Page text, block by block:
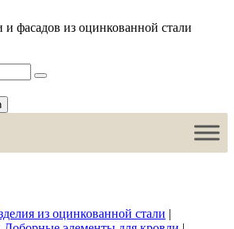
и фасадов из оцинкованной стали
из оцинкованной стали |